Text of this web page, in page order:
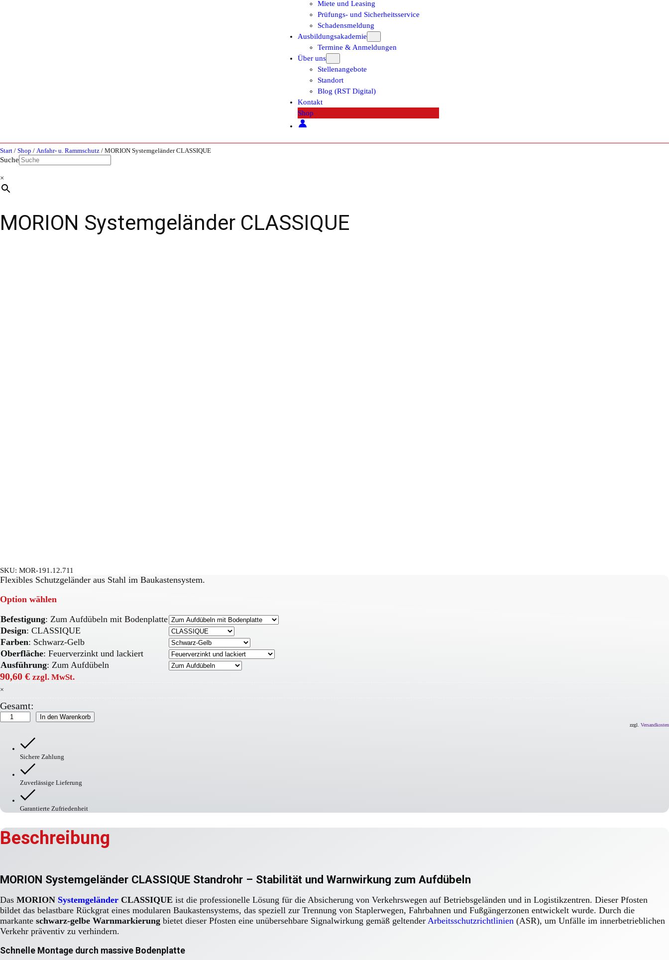
Miete und Leasing
Prüfungs- und Sicherheitsservice
Schadensmeldung
Ausbildungsakademie
Termine & Anmeldungen
Über uns
Stellenangebote
Standort
Blog (RST Digital)
Kontakt
Shop
Start / Shop / Anfahr- u. Rammschutz / MORION Systemgeländer CLASSIQUE
Suche
×
MORION Systemgeländer CLASSIQUE
SKU: MOR-191.12.711
Flexibles Schutzgeländer aus Stahl im Baukastensystem.
Option wählen
Befestigung: Zum Aufdübeln mit Bodenplatte
Design: CLASSIQUE
Farben: Schwarz-Gelb
Oberfläche: Feuerverzinkt und lackiert
Ausführung: Zum Aufdübeln
90,60 € zzgl. MwSt.
×
Gesamt:
MORION
Systemgeländer
In den Warenkorb
zzgl. Versandkosten
Sichere Zahlung
Zuverlässige Lieferung
Garantierte Zufriedenheit
Beschreibung
MORION Systemgeländer CLASSIQUE Standrohr – Stabilität und Warnwirkung zum Aufdübeln
Das MORION Systemgeländer CLASSIQUE ist die professionelle Lösung für die Absicherung von Verkehrswegen auf Betriebsgeländen und in Logistikzentren. Dieser Pfosten
bildet das belastbare Rückgrat eines modularen Baukastensystems, das speziell zur Trennung von Staplerwegen, Fahrbahnen und Fußgängerzonen entwickelt wurde. Durch die
markante schwarz-gelbe Warnmarkierung bietet dieser Pfosten eine unübersehbare Signalwirkung gemäß geltender Arbeitsschutzrichtlinien (ASR), um Unfälle im innerbetrieblichen
Verkehr präventiv zu verhindern.
Schnelle Montage durch massive Bodenplatte